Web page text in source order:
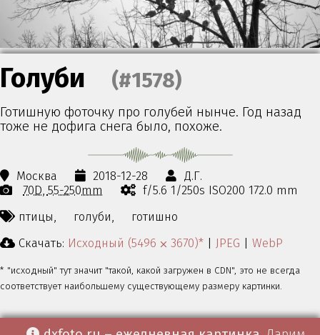
Голуби (#1578)
Готишную фоточку про голубей нынче. Год назад
тоже не дофига снега было, похоже.
Москва 2018-12-28
Д.Г.
70D 55-250mm
f/5.6 1/250s ISO200 172.0 mm
птицы,
голуби,
готишно
Скачать: Исходный (5496 ⨉ 3670)* | JPEG | WebP
* "исходный" тут значит "такой, какой загружен в CDN", это не всегда
соответствует наибольшему существующему размеру картинки.